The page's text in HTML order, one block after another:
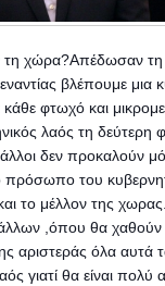
χώρα?Απέδωσαν τη
βλέπουμε μια
κάθε φτωχό και
λαός τη
δεν προκαλούν
του
το μέλλον της
,όπου θα χαθούν
αριστεράς όλα αυτά
γιατί θα είναι